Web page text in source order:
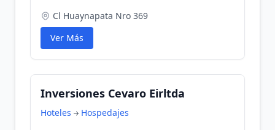
Cl Huaynapata Nro 369
Ver Más
Inversiones Cevaro Eirltda
Hoteles Hospedajes